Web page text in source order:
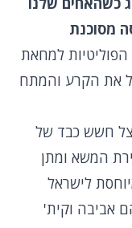
מסוכנת
הפוליטיות למחאת
את הקרע והמתח
חשש כבד של
המשא ומתן
לישראל
אביבה וקית'